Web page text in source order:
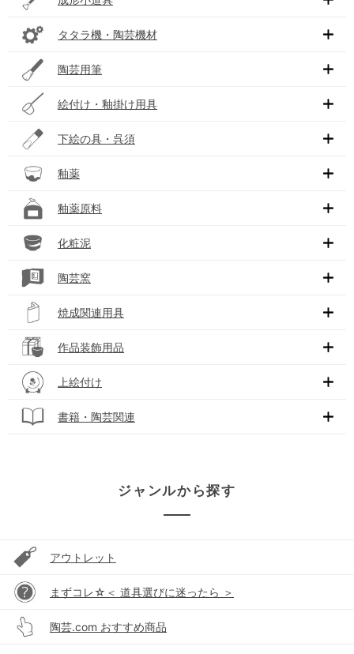
タタラ機・陶芸機材
陶芸用筆
絵付け・釉掛け用具
下絵の具・呉須
釉薬
釉薬原料
化粧泥
陶芸窯
焼成関連用具
作品装飾用品
上絵付け
書籍・陶芸関連
ジャンルから探す
アウトレット
まずコレ☆＜ 道具選びに迷ったら ＞
陶芸.com おすすめ商品